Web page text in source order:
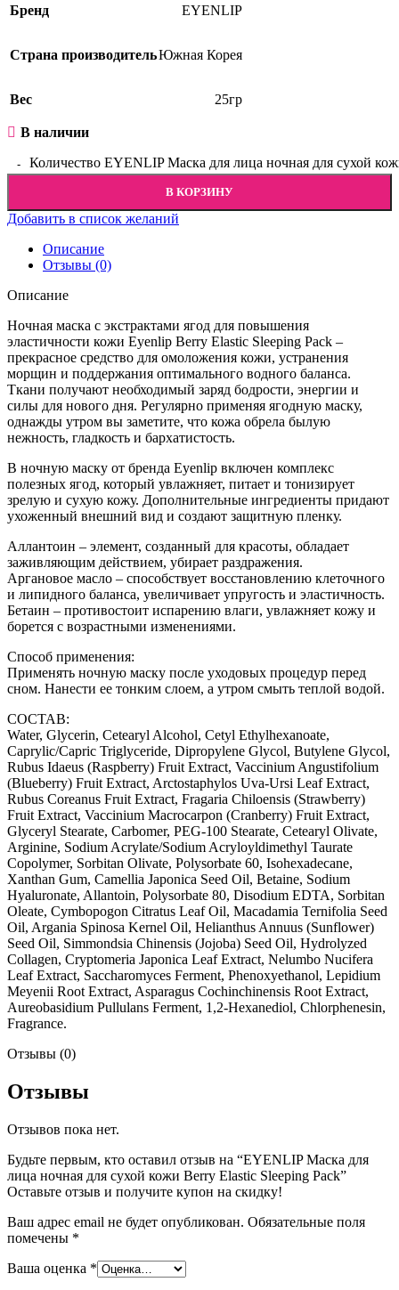
Бренд EYENLIP
Страна производительЮжная Корея
Вес 25гр
В наличии
Количество EYENLIP Маска для лица ночная для сухой
В КОРЗИНУ
Добавить в список желаний
Описание
Отзывы (0)
Описание
Ночная маска с экстрактами ягод для повышения
эластичности кожи Eyenlip Berry Elastic Sleeping Pack –
прекрасное средство для омоложения кожи, устранения
морщин и поддержания оптимального водного баланса.
Ткани получают необходимый заряд бодрости, энергии и
силы для нового дня. Регулярно применяя ягодную маску,
однажды утром вы заметите, что кожа обрела былую
нежность, гладкость и бархатистость.
В ночную маску от бренда Eyenlip включен комплекс
полезных ягод, который увлажняет, питает и тонизирует
зрелую и сухую кожу. Дополнительные ингредиенты придают
ухоженный внешний вид и создают защитную пленку.
Аллантоин – элемент, созданный для красоты, обладает
заживляющим действием, убирает раздражения.
Аргановое масло – способствует восстановлению клеточного
и липидного баланса, увеличивает упругость и эластичность.
Бетаин – противостоит испарению влаги, увлажняет кожу и
борется с возрастными изменениями.
Способ применения:
Применять ночную маску после уходовых процедур перед
сном. Нанести ее тонким слоем, а утром смыть теплой водой.
СОСТАВ:
Water, Glycerin, Cetearyl Alcohol, Cetyl Ethylhexanoate,
Caprylic/Capric Triglyceride, Dipropylene Glycol, Butylene Glycol,
Rubus Idaeus (Raspberry) Fruit Extract, Vaccinium Angustifolium
(Blueberry) Fruit Extract, Arctostaphylos Uva-Ursi Leaf Extract,
Rubus Coreanus Fruit Extract, Fragaria Chiloensis (Strawberry)
Fruit Extract, Vaccinium Macrocarpon (Cranberry) Fruit Extract,
Glyceryl Stearate, Carbomer, PEG-100 Stearate, Cetearyl Olivate,
Arginine, Sodium Acrylate/Sodium Acryloyldimethyl Taurate
Copolymer, Sorbitan Olivate, Polysorbate 60, Isohexadecane,
Xanthan Gum, Camellia Japonica Seed Oil, Betaine, Sodium
Hyaluronate, Allantoin, Polysorbate 80, Disodium EDTA, Sorbitan
Oleate, Cymbopogon Citratus Leaf Oil, Macadamia Ternifolia Seed
Oil, Argania Spinosa Kernel Oil, Helianthus Annuus (Sunflower)
Seed Oil, Simmondsia Chinensis (Jojoba) Seed Oil, Hydrolyzed
Collagen, Cryptomeria Japonica Leaf Extract, Nelumbo Nucifera
Leaf Extract, Saccharomyces Ferment, Phenoxyethanol, Lepidium
Meyenii Root Extract, Asparagus Cochinchinensis Root Extract,
Aureobasidium Pullulans Ferment, 1,2-Hexanediol, Chlorphenesin,
Fragrance.
Отзывы (0)
Отзывы
Отзывов пока нет.
Будьте первым, кто оставил отзыв на “EYENLIP Маска для
лица ночная для сухой кожи Berry Elastic Sleeping Pack”
Оставьте отзыв и получите купон на скидку!
Ваш адрес email не будет опубликован. Обязательные поля
помечены *
Ваша оценка *